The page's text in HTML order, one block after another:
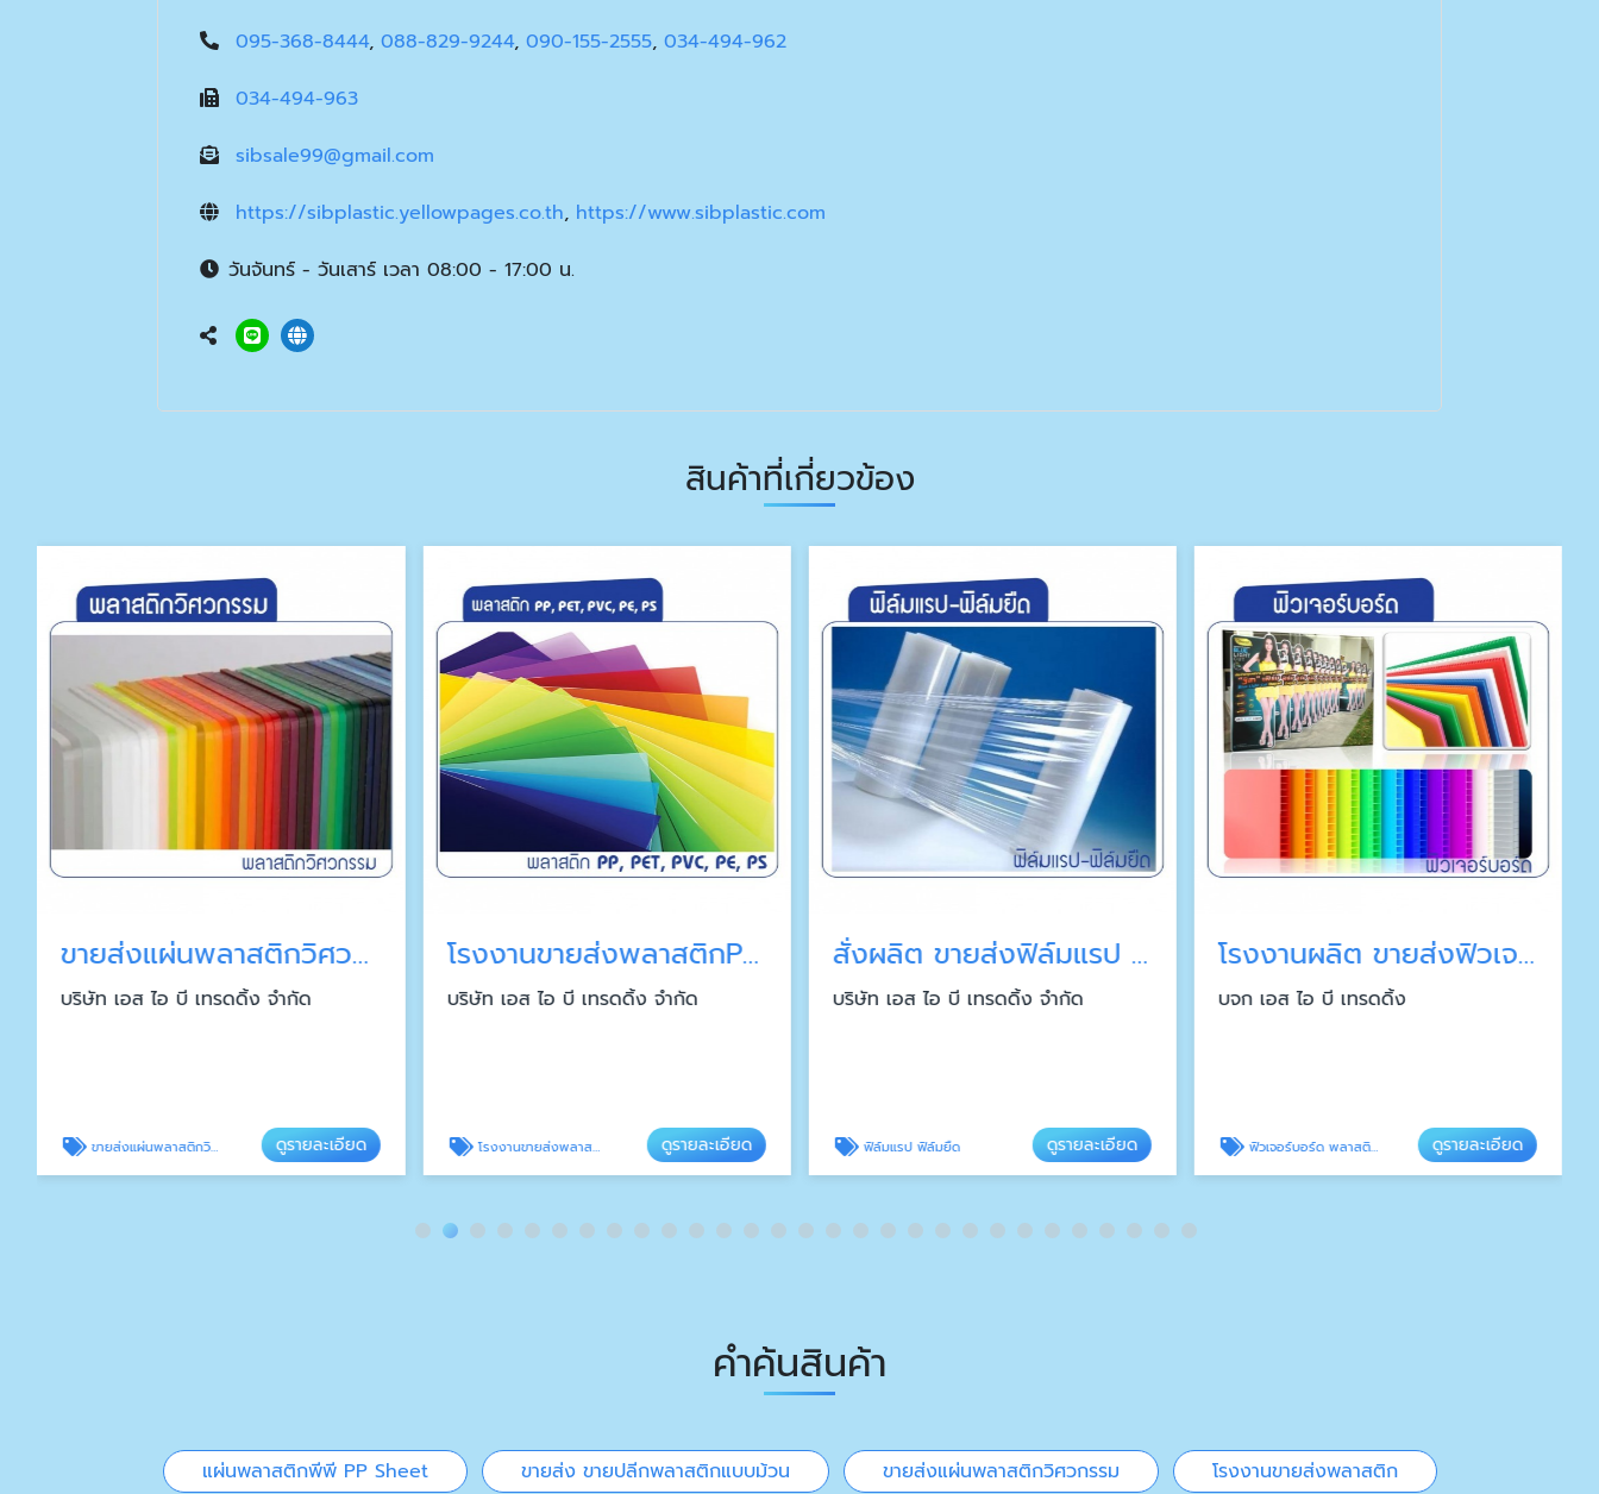
095-368-8444, 088-829-9244, 090-155-2555, 034-494-962
034-494-963
sibsale99@gmail.com
https://sibplastic.yellowpages.co.th, https://www.sibplastic.com
วันจันทร์ - วันเสาร์ เวลา 08:00 - 17:00 น.
สินค้าที่เกี่ยวข้อง
ขายส่งแผ่นพลาสติกวิศวกรรม
บริษัท เอส ไอ บี เทรดดิ้ง จำกัด
ขายส่งแผ่นพลาสติกวิศวกรรม ดูรายละเอียด
โรงงานขายส่งพลาสติกPP, PET, PVC, PE, PS
บริษัท เอส ไอ บี เทรดดิ้ง จำกัด
โรงงานขายส่งพลาสติก ดูรายละเอียด
สั่งผลิต ขายส่งฟิล์มแรป ฟิล์มยืด
บริษัท เอส ไอ บี เทรดดิ้ง จำกัด
ฟิล์มแรป ฟิล์มยืด ดูรายละเอียด
โรงงานผลิต ขายส่งฟิวเจอร์บอร์ด พลาสติกลูกฟูก
บจก เอส ไอ บี เทรดดิ้ง
ฟิวเจอร์บอร์ด พลาสติกลูกฟูก ดูรายละเอียด
คำค้นสินค้า
แผ่นพลาสติกพีพี PP Sheet ขายส่ง ขายปลีกพลาสติกแบบม้วน ขายส่งแผ่นพลาสติกวิศวกรรม
โรงงานขายส่งพลาสติก